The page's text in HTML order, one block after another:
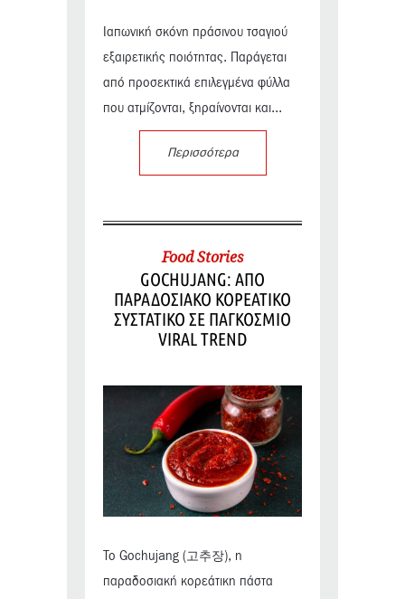
Ιαπωνική σκόνη πράσινου τσαγιού
εξαιρετικής ποιότητας. Παράγεται
από προσεκτικά επιλεγμένα φύλλα
που ατμίζονται, ξηραίνονται και...
Περισσότερα
Food Stories
GOCHUJANG: ΑΠΟ
ΠΑΡΑΔΟΣΙΑΚΟ ΚΟΡΕΑΤΙΚΟ
ΣΥΣΤΑΤΙΚΟ ΣΕ ΠΑΓΚΟΣΜΙΟ
VIRAL TREND
Το Gochujang (고추장), η
παραδοσιακή κορεάτικη πάστα